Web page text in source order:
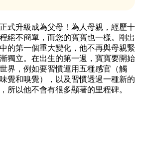
式升級成為父母！為人母親，經歷十
絕不簡單，而您的寶寶也一樣。剛出
的第一個重大變化，他不再與母親緊
獨立。在出生的第一週，寶寶要開始
界，例如要習慣運用五種感官（觸
覺和嗅覺），以及習慣透過一種新的
所以他不會有很多顯著的里程碑。